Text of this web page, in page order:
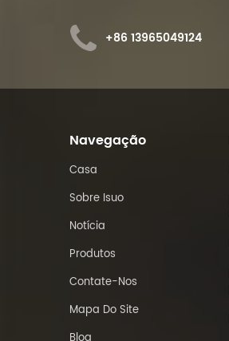
+86 13965049124
Navegação
Casa
Sobre Isuo
Notícia
Produtos
Contate-Nos
Mapa Do Site